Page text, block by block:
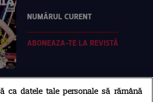
NUMĂRUL CURENT
ABONEAZA-TE LA REVISTĂ
Libertatea
ca datele tale personale să rămână